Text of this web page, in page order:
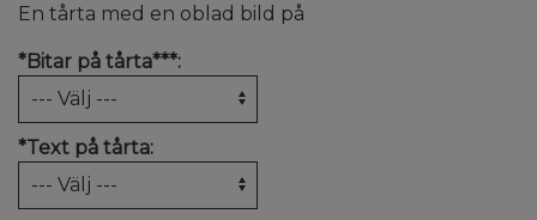
En tårta med en oblad bild på
*Bitar på tårta***:
*Text på tårta: